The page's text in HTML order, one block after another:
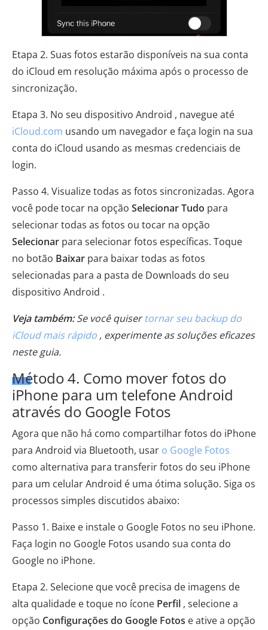
Etapa 2. Suas fotos estarão disponíveis na sua conta
do iCloud em resolução máxima após o processo de
sincronização.
Etapa 3. No seu dispositivo Android , navegue até
iCloud.com usando um navegador e faça login na sua
conta do iCloud usando as mesmas credenciais de
login.
Passo 4. Visualize todas as fotos sincronizadas. Agora
você pode tocar na opção Selecionar Tudo para
selecionar todas as fotos ou tocar na opção
Selecionar para selecionar fotos específicas. Toque
no botão Baixar para baixar todas as fotos
selecionadas para a pasta de Downloads do seu
dispositivo Android .
Veja também:Se você quisertornar seu backup do
iCloud mais rápido , experimente as soluções eficazes
neste guia.
Método 4. Como mover fotos do
iPhone para um telefone Android
através do Google Fotos
Agora que não há como compartilhar fotos do iPhone
para Android via Bluetooth, usar o Google Fotos
como alternativa para transferir fotos do seu iPhone
para um celular Android é uma ótima solução. Siga os
processos simples discutidos abaixo:
Passo 1. Baixe e instale o Google Fotos no seu iPhone.
Faça login no Google Fotos usando sua conta do
Google no iPhone.
Etapa 2. Selecione que você precisa de imagens de
alta qualidade e toque no ícone Perfil , selecione a
opção Configurações do Google Fotos e ative a opção